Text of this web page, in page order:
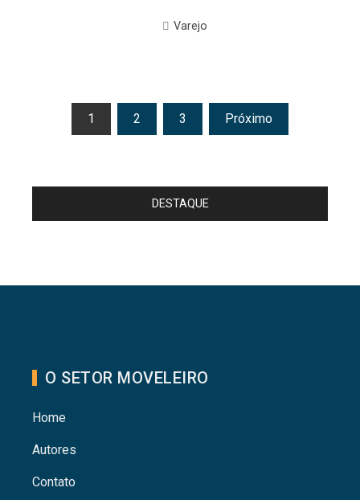
Varejo
Paginação
posts
1 2 3 Próximo
DESTAQUE
O SETOR MOVELEIRO
Home
Autores
Contato